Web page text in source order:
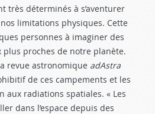
très déterminés à s’aventurer
nos limitations physiques. Cette
personnes à imaginer des
plus proches de notre planète.
revue astronomique adAstra
de ces campements et les
aux radiations spatiales. « Les
dans l’espace depuis des